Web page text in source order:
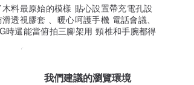
料最原始的模樣 貼心設置帶充電孔設
透視膠套 、暖心呵護手機 電話會議、
時還能當俯拍三腳架用 頸椎和手腕都得
我們建議的瀏覽環境